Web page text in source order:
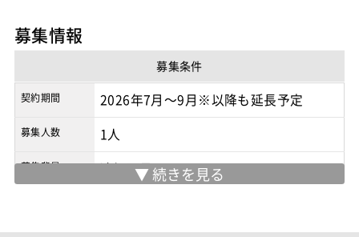
商流
募集情報
募集条件
契約期間 2026年7月～9月※以降も延長予定
募集人数 1人
募集背景 追加要員